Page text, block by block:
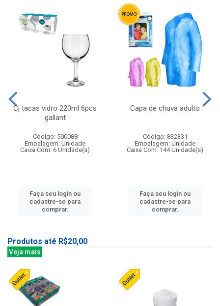
Cj tacas vidro 220ml 6pcs
gallant
Código: 500088
Embalagem: Unidade
Caixa Com: 6 Unidade(s)
Faça seu login ou
cadastre-se para
comprar.
Capa de chuva adulto
Código: 832331
Embalagem: Unidade
Caixa Com: 144 Unidade(s)
Faça seu login ou
cadastre-se para
comprar.
Produtos até R$20,00
Veja mais